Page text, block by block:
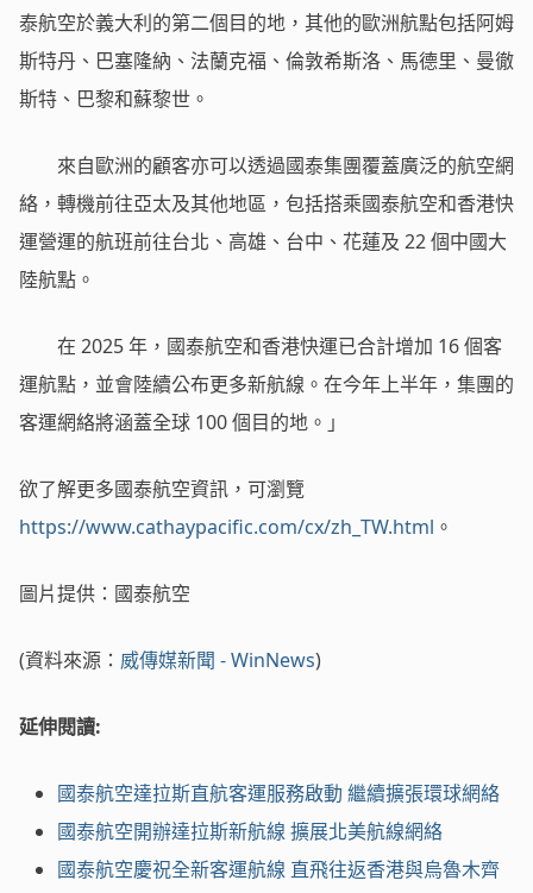
泰航空於義大利的第二個目的地，其他的歐洲航點包括阿姆
斯特丹、巴塞隆納、法蘭克福、倫敦希斯洛、馬德里、曼徹
斯特、巴黎和蘇黎世。
來自歐洲的顧客亦可以透過國泰集團覆蓋廣泛的航空網
絡，轉機前往亞太及其他地區，包括搭乘國泰航空和香港快
運營運的航班前往台北、高雄、台中、花蓮及 22 個中國大
陸航點。
在 2025 年，國泰航空和香港快運已合計增加 16 個客
運航點，並會陸續公布更多新航線。在今年上半年，集團的
客運網絡將涵蓋全球 100 個目的地。」
欲了解更多國泰航空資訊，可瀏覽
https://www.cathaypacific.com/cx/zh_TW.html 。
圖片提供：國泰航空
(資料來源： 威傳媒新聞 - WinNews)
延伸閱讀:
國泰航空達拉斯直航客運服務啟動 繼續擴張環球網絡
國泰航空開辦達拉斯新航線 擴展北美航線網絡
國泰航空慶祝全新客運航線 直飛往返香港與烏魯木齊